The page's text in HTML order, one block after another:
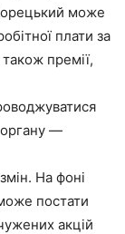
може
плати за
премії,
—
На фоні
постати
акцій